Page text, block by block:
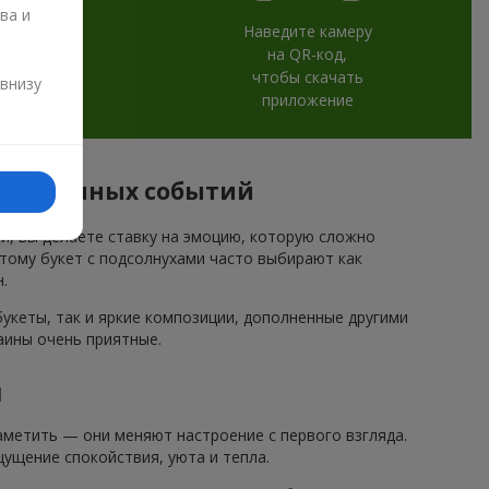
Наведите камеру
на QR-код,
чтобы скачать
приложение
событий
вы делаете ставку на эмоцию, которую сложно
букет с подсолнухами часто выбирают как
так и яркие композиции, дополненные другими
очень приятные.
— они меняют настроение с первого взгляда.
спокойствия, уюта и тепла.
и